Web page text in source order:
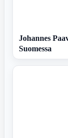
Johannes
Suomessa